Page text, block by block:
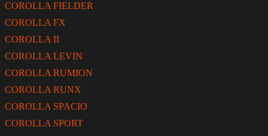
COROLLA FIELDER
COROLLA FX
COROLLA II
COROLLA LEVIN
COROLLA RUMION
COROLLA RUNX
COROLLA SPACIO
COROLLA SPORT